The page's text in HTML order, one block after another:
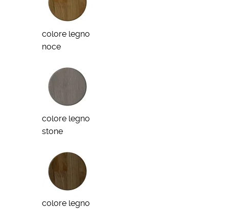
colore legno
noce
colore legno
stone
colore legno